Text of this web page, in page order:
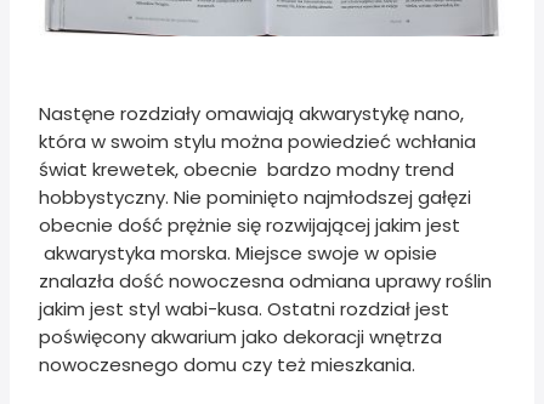
Nastęne rozdziały omawiają akwarystykę nano,
która w swoim stylu można powiedzieć wchłania
świat krewetek, obecnie bardzo modny trend
hobbystyczny. Nie pominięto najmłodszej gałęzi
obecnie dość prężnie się rozwijającej jakim jest
akwarystyka morska. Miejsce swoje w opisie
znalazła dość nowoczesna odmiana uprawy roślin
jakim jest styl wabi-kusa. Ostatni rozdział jest
poświęcony akwarium jako dekoracji wnętrza
nowoczesnego domu czy też mieszkania.